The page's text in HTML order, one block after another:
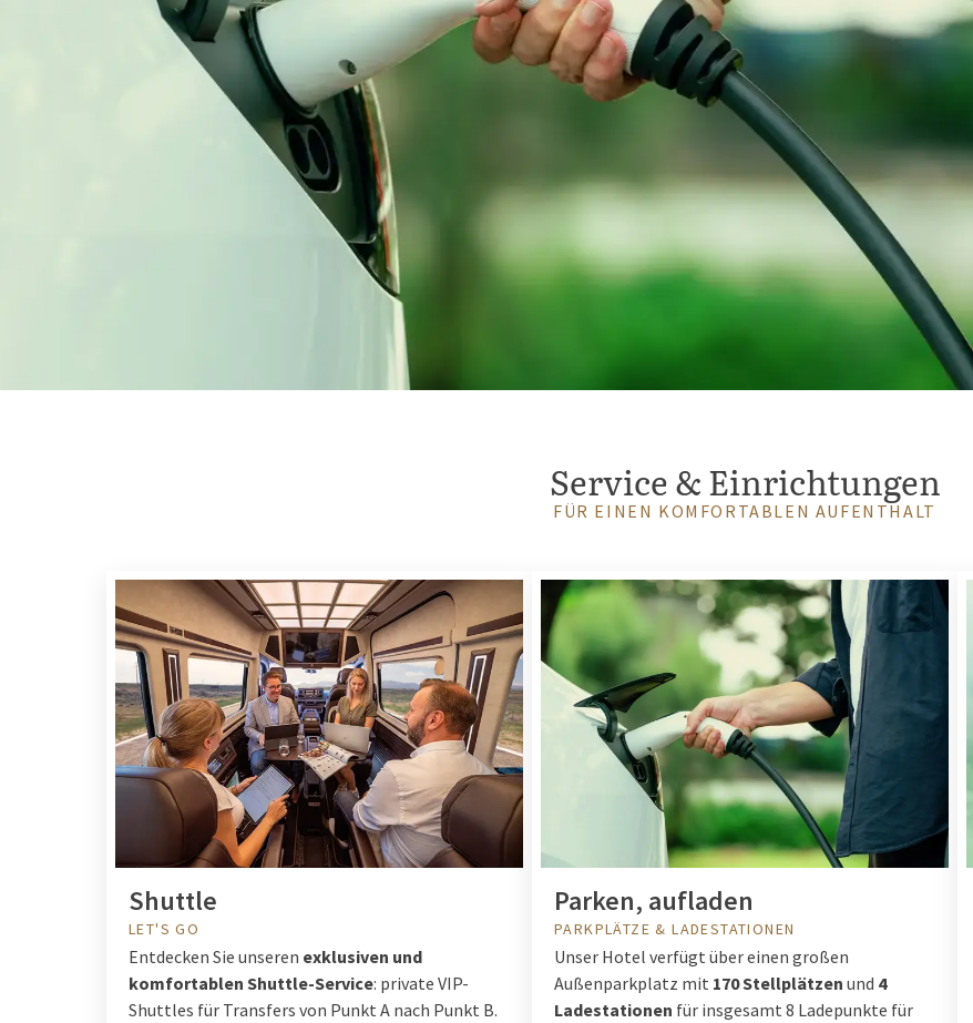
Service & Einrichtungen
FÜR EINEN KOMFORTABLEN AUFENTHALT
Shuttle
LET'S GO
Entdecken Sie unseren exklusiven und
komfortablen Shuttle-Service: private VIP-
Shuttles für Transfers von Punkt A nach Punkt B.
Parken, aufladen
PARKPLÄTZE & LADESTATIONEN
Unser Hotel verfügt über einen großen
Außenparkplatz mit 170 Stellplätzen und 4
Ladestationen für insgesamt 8 Ladepunkte für